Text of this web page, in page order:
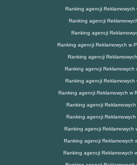
Ranking agencji Reklamowych
Ranking agencji
Ranking agencji
Ranking agencji Reklamowych w
Ranking agencji
Ranking agencji Reklamowych
Ranking agencji Reklamowych
Ranking agencji Reklamowych w
Ranking agencji Reklamowych
Ranking agencji Reklamowych
Ranking agencji Reklamowych
Ranking agencji Reklamowych
Ranking agencji Reklamowych